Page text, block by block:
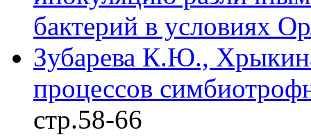
бактерий в условиях
Зубарева К.Ю.,
процессов
стр.58-66